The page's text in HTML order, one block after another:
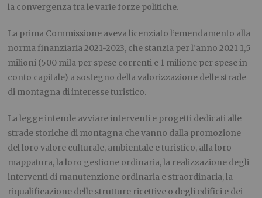
la convergenza tra le varie forze politiche.
La prima Commissione aveva licenziato l’emendamento alla
norma finanziaria 2021-2023, che stanzia per l’anno 2021 1,5
milioni (500 mila per spese correnti e 1 milione per spese in
conto capitale) a sostegno della valorizzazione delle strade
di montagna di interesse turistico.
La legge intende avviare interventi e progetti dedicati alle
strade storiche di montagna che vanno dalla promozione
del loro valore culturale, ambientale e turistico, alla loro
mappatura, la loro gestione ordinaria, la realizzazione degli
interventi di manutenzione ordinaria e straordinaria, la
riqualificazione delle strutture ricettive o degli edifici e dei